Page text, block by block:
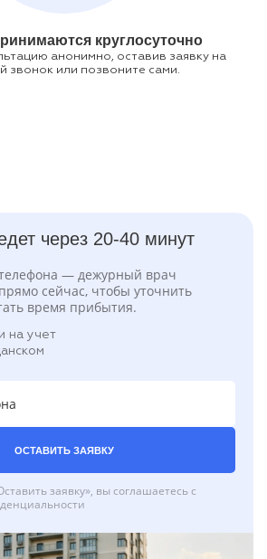
круглосуточно
анонимно, оставив заявку на
звонок или позвоните сами.
через 20-40 минут
— дежурный врач
сейчас, чтобы уточнить
время прибытия.
на учет
ОСТАВИТЬ ЗАЯВКУ
заявку», вы соглашаетесь с